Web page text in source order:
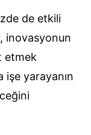
de etkili
inovasyonun
etmek
işe yarayanın